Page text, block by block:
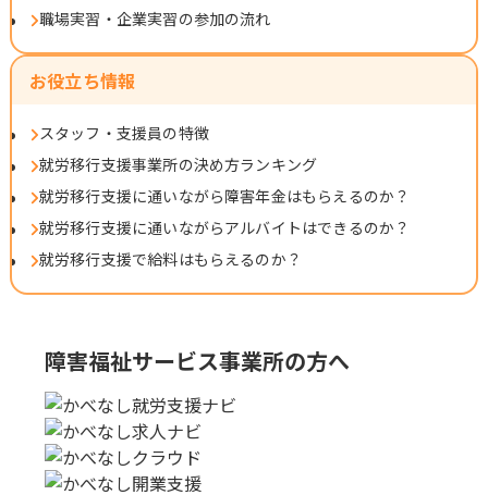
職場実習・企業実習の参加の流れ
お役立ち情報
スタッフ・支援員の特徴
就労移行支援事業所の決め方ランキング
就労移行支援に通いながら障害年金はもらえるのか？
就労移行支援に通いながらアルバイトはできるのか？
就労移行支援で給料はもらえるのか？
障害福祉サービス事業所の方へ